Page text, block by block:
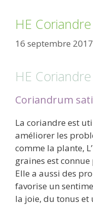
HE
16 septembre 2017
HE
Coriandrum
La coriandre est
améliorer les
comme la plante,
graines est
Elle a aussi des
favorise un
la joie, du tonus et